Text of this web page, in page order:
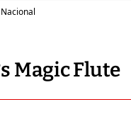
Nacional
Magic Flute